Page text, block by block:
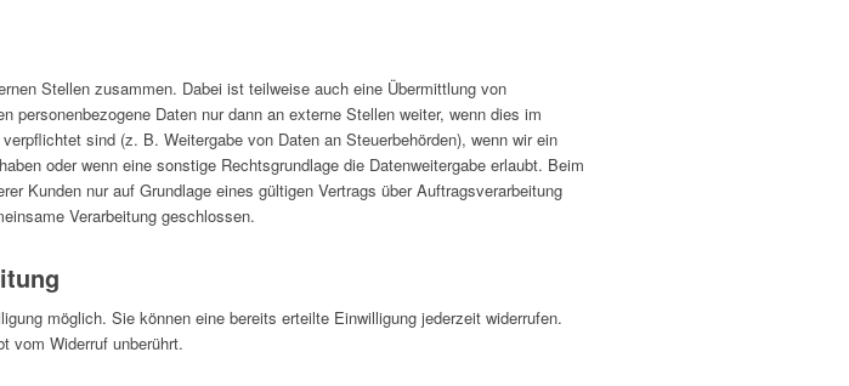
Stellen zusammen. Dabei ist teilweise auch eine Übermittlung von
personenbezogene Daten nur dann an externe Stellen weiter, wenn dies im
sind (z. B. Weitergabe von Daten an Steuerbehörden), wenn wir ein
oder wenn eine sonstige Rechtsgrundlage die Datenweitergabe erlaubt. Beim
Kunden nur auf Grundlage eines gültigen Vertrags über Auftragsverarbeitung
Verarbeitung geschlossen.
möglich. Sie können eine bereits erteilte Einwilligung jederzeit widerrufen.
vom Widerruf unberührt.